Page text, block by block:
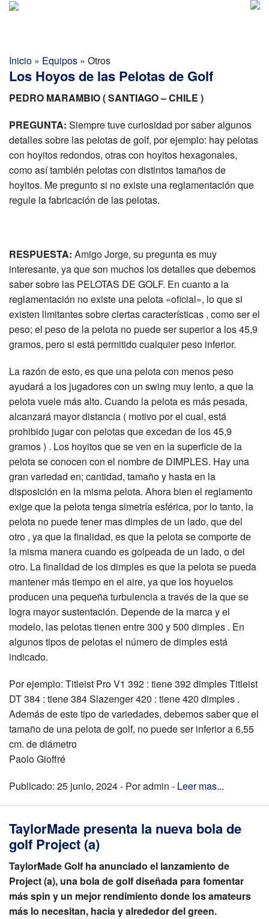
Noticias
Categorias
Inicio » Equipos » Otros
Los Hoyos de las Pelotas de Golf
PEDRO MARAMBIO ( SANTIAGO – CHILE )
PREGUNTA: Siempre tuve curiosidad por saber algunos
detalles sobre las pelotas de golf, por ejemplo: hay pelotas
con hoyitos redondos, otras con hoyitos hexagonales,
como así también pelotas con distintos tamaños de
hoyitos. Me pregunto si no existe una reglamentación que
regule la fabricación de las pelotas.
RESPUESTA: Amigo Jorge, su pregunta es muy
interesante, ya que son muchos los detalles que debemos
saber sobre las PELOTAS DE GOLF. En cuanto a la
reglamentación no existe una pelota «oficial», lo que si
existen limitantes sobre ciertas características , como ser el
peso; el peso de la pelota no puede ser superior a los 45,9
gramos, pero si está permitido cualquier peso inferior.
La razón de esto, es que una pelota con menos peso
ayudará a los jugadores con un swing muy lento, a que la
pelota vuele más alto. Cuando la pelota es más pesada,
alcanzará mayor distancia ( motivo por el cual, está
prohibido jugar con pelotas que excedan de los 45,9
gramos ) . Los hoyitos que se ven en la superficie de la
pelota se conocen con el nombre de DIMPLES. Hay una
gran variedad en; cantidad, tamaño y hasta en la
disposición en la misma pelota. Ahora bien el reglamento
exige que la pelota tenga simetría esférica, por lo tanto, la
pelota no puede tener mas dimples de un lado, que del
otro , ya que la finalidad, es que la pelota se comporte de
la misma manera cuando es golpeada de un lado, o del
otro. La finalidad de los dimples es que la pelota se pueda
mantener más tiempo en el aire, ya que los hoyuelos
producen una pequeña turbulencia a través de la que se
logra mayor sustentación. Depende de la marca y el
modelo, las pelotas tienen entre 300 y 500 dimples . En
algunos tipos de pelotas el número de dimples está
indicado.
Por ejemplo: Titleist Pro V1 392 : tiene 392 dimples Titleist
DT 384 : tiene 384 Slazenger 420 : tiene 420 dimples .
Además de este tipo de variedades, debemos saber que el
tamaño de una pelota de golf, no puede ser inferior a 6,55
cm. de diámetro
Paolo Gioffré
Publicado: 25 junio, 2024 - Por admin - Leer mas...
TaylorMade presenta la nueva bola de
golf Project (a)
TaylorMade Golf ha anunciado el lanzamiento de
Project (a), una bola de golf diseñada para fomentar
más spin y un mejor rendimiento donde los amateurs
más lo necesitan, hacia y alrededor del green.